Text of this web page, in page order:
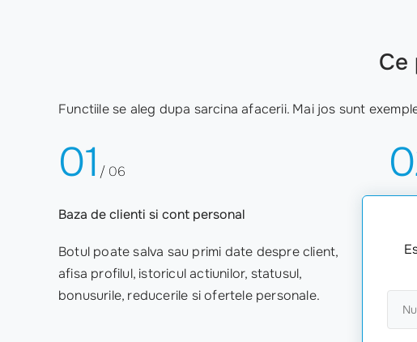
Ce
Functiile se aleg dupa sarcina afacerii. Mai jos sunt
01 / 06
Baza de clienti si cont personal
Botul poate salva sau primi date despre client,
afisa profilul, istoricul actiunilor, statusul,
bonusurile, reducerile si ofertele personale.